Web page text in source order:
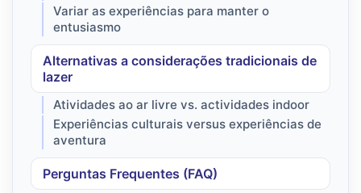
Variar as experiências para manter o
entusiasmo
Alternativas a considerações tradicionais de
lazer
Atividades ao ar livre vs. actividades indoor
Experiências culturais versus experiências de
aventura
Perguntas Frequentes (FAQ)